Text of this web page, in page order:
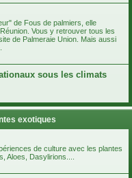
de Fous de palmiers, elle
Vous y retrouver tous les
de Palmeraie Union. Mais aussi
sous les climats
exotiques
de culture avec les plantes
Aloes, Dasylirions....